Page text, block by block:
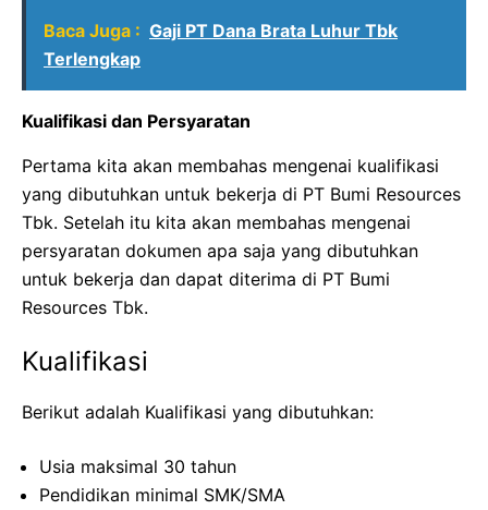
Baca Juga : Gaji PT Dana Brata Luhur Tbk
Terlengkap
Kualifikasi dan Persyaratan
Pertama kita akan membahas mengenai kualifikasi
yang dibutuhkan untuk bekerja di PT Bumi Resources
Tbk. Setelah itu kita akan membahas mengenai
persyaratan dokumen apa saja yang dibutuhkan
untuk bekerja dan dapat diterima di PT Bumi
Resources Tbk.
Kualifikasi
Berikut adalah Kualifikasi yang dibutuhkan:
Usia maksimal 30 tahun
Pendidikan minimal SMK/SMA